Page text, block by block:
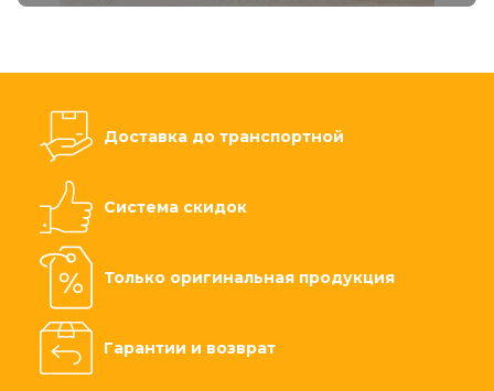
Доставка до транспортной
Система скидок
Только оригинальная продукция
Гарантии и возврат